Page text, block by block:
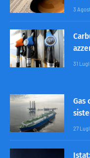
3
31
Gas
27